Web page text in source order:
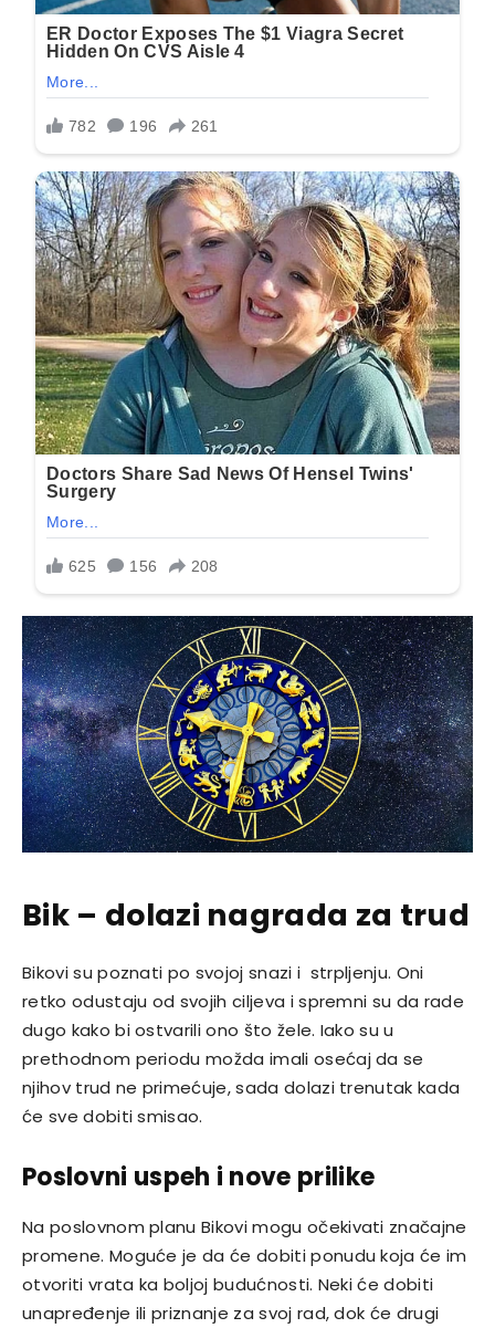
Bik – dolazi nagrada za trud
Bikovi su poznati po svojoj snazi i strpljenju. Oni
retko odustaju od svojih ciljeva i spremni su da rade
dugo kako bi ostvarili ono što žele. Iako su u
prethodnom periodu možda imali osećaj da se
njihov trud ne primećuje, sada dolazi trenutak kada
će sve dobiti smisao.
Poslovni uspeh i nove prilike
Na poslovnom planu Bikovi mogu očekivati značajne
promene. Moguće je da će dobiti ponudu koja će im
otvoriti vrata ka boljoj budućnosti. Neki će dobiti
unapređenje ili priznanje za svoj rad, dok će drugi